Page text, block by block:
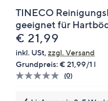
TINECO
geeignet für
Gelöscht
€ 21,99
inkl. USt, zzgl. Versand
Grundpreis: € 21,99/1 l
Bisher
(0)